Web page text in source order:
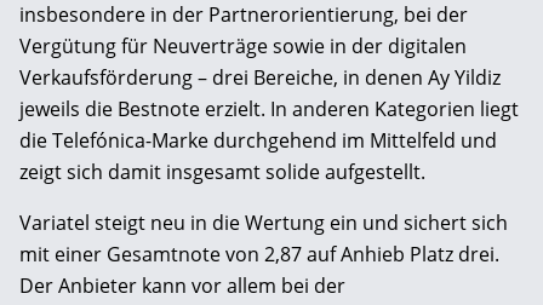
insbesondere in der Partnerorientierung, bei der
Vergütung für Neuverträge sowie in der digitalen
Verkaufsförderung – drei Bereiche, in denen Ay Yildiz
jeweils die Bestnote erzielt. In anderen Kategorien liegt
die Telefónica-Marke durchgehend im Mittelfeld und
zeigt sich damit insgesamt solide aufgestellt.
Variatel steigt neu in die Wertung ein und sichert sich
mit einer Gesamtnote von 2,87 auf Anhieb Platz drei.
Der Anbieter kann vor allem bei der